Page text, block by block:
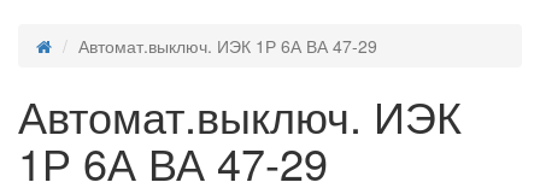
Автомат.выключ. ИЭК 1Р 6А ВА 47-29
Автомат.выключ. ИЭК
1Р 6А ВА 47-29